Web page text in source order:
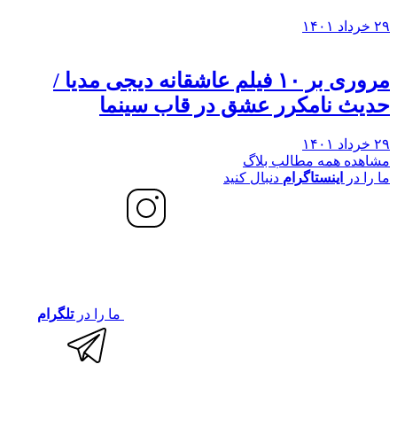
۲۹ خرداد ۱۴۰۱
مروری بر ۱۰ فیلم عاشقانه دیجی مدیا /
حدیث نامکرر عشق در قاب سینما
۲۹ خرداد ۱۴۰۱
مشاهده همه مطالب بلاگ
ما را در
اینستاگرام دنبال کنید
ما را درتلگرام